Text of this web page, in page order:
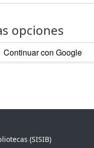
opciones
Continuar con Google
(SISIB)